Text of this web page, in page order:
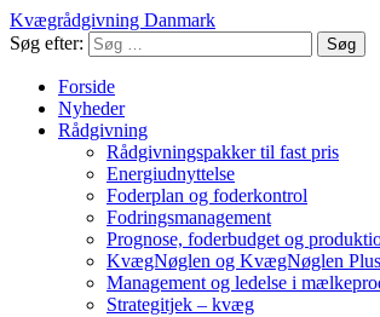
Kvægrådgivning Danmark
Søg efter:
Forside
Nyheder
Rådgivning
Rådgivningspakker til fast pris
Energiudnyttelse
Foderplan og foderkontrol
Fodringsmanagement
Prognose, foderbudget og
KvægNøglen og KvægNøglen Plus
Management og ledelse i
Strategitjek – kvæg